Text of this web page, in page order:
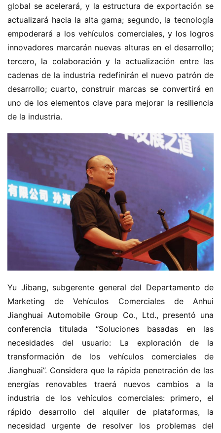
global se acelerará, y la estructura de exportación se
actualizará hacia la alta gama; segundo, la tecnología
empoderará a los vehículos comerciales, y los logros
innovadores marcarán nuevas alturas en el desarrollo;
tercero, la colaboración y la actualización entre las
cadenas de la industria redefinirán el nuevo patrón de
desarrollo; cuarto, construir marcas se convertirá en
uno de los elementos clave para mejorar la resiliencia
de la industria.
Yu Jibang, subgerente general del Departamento de
Marketing de Vehículos Comerciales de Anhui
Jianghuai Automobile Group Co., Ltd., presentó una
conferencia titulada “Soluciones basadas en las
necesidades del usuario: La exploración de la
transformación de los vehículos comerciales de
Jianghuai”. Considera que la rápida penetración de las
energías renovables traerá nuevos cambios a la
industria de los vehículos comerciales: primero, el
rápido desarrollo del alquiler de plataformas, la
necesidad urgente de resolver los problemas del